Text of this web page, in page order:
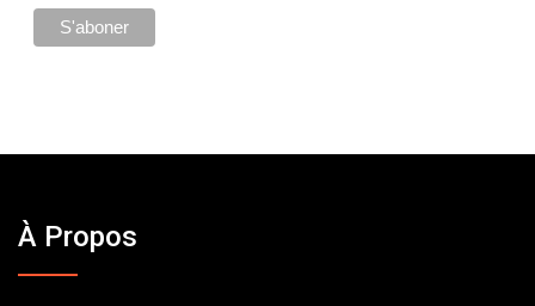
À Propos